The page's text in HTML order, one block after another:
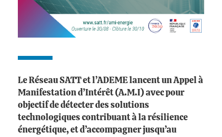
Le Réseau SATT et l’ADEME lancent un Appel à
Manifestation d’Intérêt (A.M.I) avec pour
objectif de détecter des solutions
technologiques contribuant à la résilience
énergétique, et d’accompagner jusqu’au